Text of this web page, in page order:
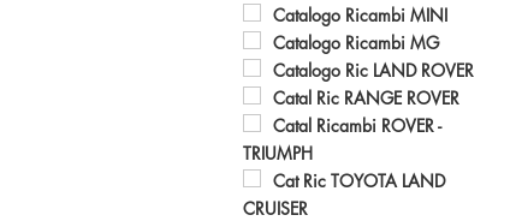
Catalogo Ricambi MINI
Catalogo Ricambi MG
Catalogo Ric LAND ROVER
Catal Ric RANGE ROVER
Catal Ricambi ROVER -
TRIUMPH
Cat Ric TOYOTA LAND
CRUISER